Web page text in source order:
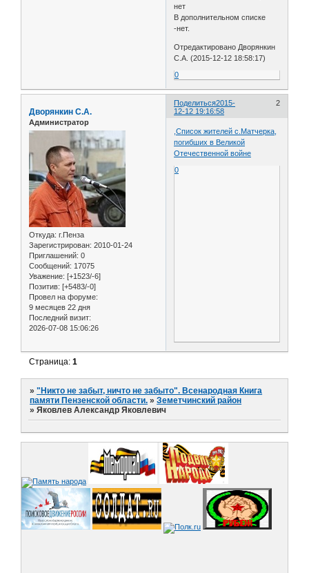
нет
В дополнительном списке
-нет.
Отредактировано Дворянкин
С.А. (2015-12-12 18:58:17)
0
Поделиться 2
2015-
12-12 19:16:58
Дворянкин С.А.
Администратор
Откуда: г.Пенза
Зарегистрирован: 2010-01-24
Приглашений: 0
Сообщений: 17075
Уважение: [+1523/-6]
Позитив: [+5483/-0]
Провел на форуме:
9 месяцев 22 дня
Последний визит:
2026-07-08 15:06:26
,Список жителей с.Матчерка,
погибших в Великой
Отечественной войне
0
Страница:1
»"Никто не забыт, ничто не забыто". Всенародная Книга
памяти Пензенской области. »Земетчинский район
»Яковлев Александр Яковлевич